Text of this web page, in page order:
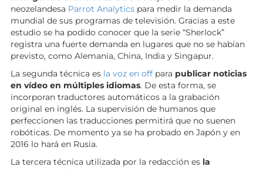
neozelandesa Parrot Analytics para medir la demanda
mundial de sus programas de televisión. Gracias a este
estudio se ha podido conocer que la serie “Sherlock”
registra una fuerte demanda en lugares que no se habían
previsto, como Alemania, China, India y Singapur.
La segunda técnica es la voz en off para publicar noticias
en vídeo en múltiples idiomas. De esta forma, se
incorporan traductores automáticos a la grabación
original en inglés. La supervisión de humanos que
perfeccionen las traducciones permitirá que no suenen
robóticas. De momento ya se ha probado en Japón y en
2016 lo hará en Rusia.
La tercera técnica utilizada por la redacción es la